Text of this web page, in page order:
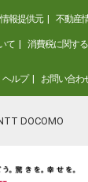
情報提供元 不動産
て 消費税に関す
ヘルプ お問い合わ
DOCOMO